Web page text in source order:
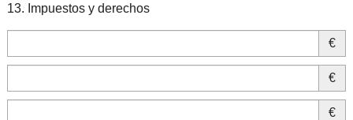
13. Impuestos y derechos
€
€
€